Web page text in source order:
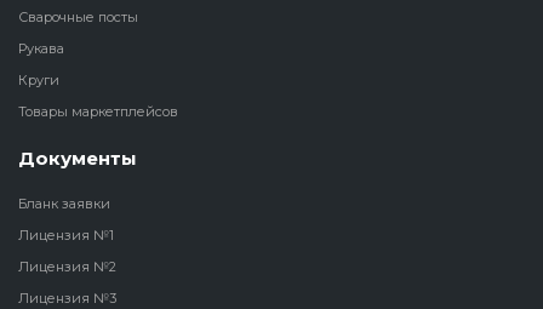
Сварочные посты
Рукава
Круги
Товары маркетплейсов
Документы
Бланк заявки
Лицензия №1
Лицензия №2
Лицензия №3